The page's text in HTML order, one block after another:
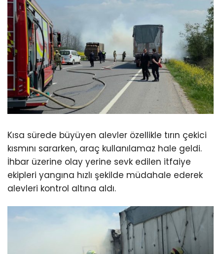
Kısa sürede büyüyen alevler özellikle tırın çekici
kısmını sararken, araç kullanılamaz hale geldi.
İhbar üzerine olay yerine sevk edilen itfaiye
ekipleri yangına hızlı şekilde müdahale ederek
alevleri kontrol altına aldı.